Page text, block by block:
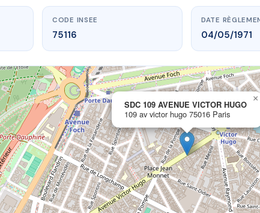
www.vme.plus/AE2160109
SDC 109 AVENUE VICTOR HUGO
109 av victor hugo75016 Paris
CODE INSEE
75116
DATE
04/05/1971
SDC 109 AVENUE VICTOR HUGO
109 av victor hugo 75016 Paris
×